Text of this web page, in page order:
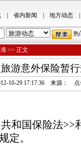
| 省内新闻 地方动态|
热
>> 正文
游意外保险暂
10-29 17:17:36 来源： 点
和国保险法>>
规定。